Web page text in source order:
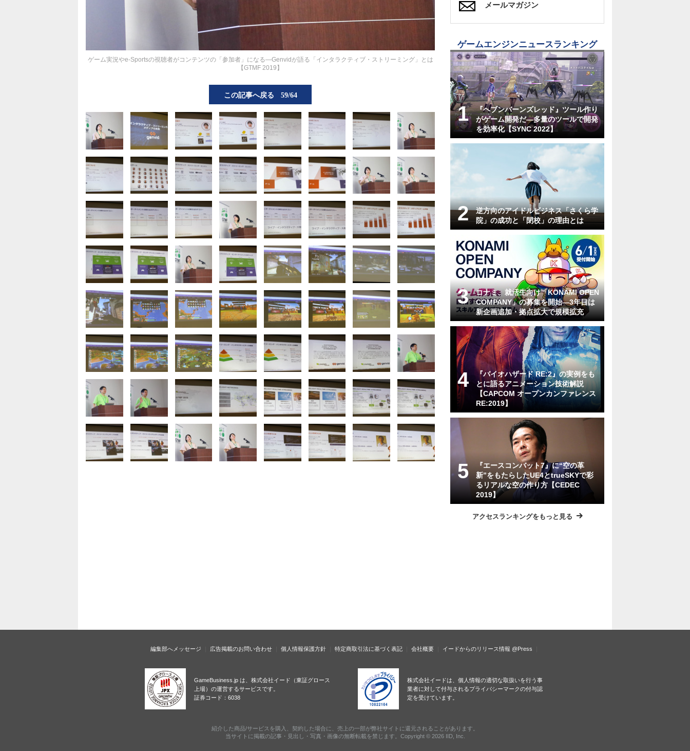
ゲーム実況やe-Sportsの視聴者がコンテンツの「参加者」になる―Genvidが語る「インタラクティブ・ストリーミング」とは
【GTMF 2019】
この記事へ戻る 59/64
メールマガジン
ゲームエンジンニュースランキング
『ヘブンバーンズレッド』ツール作り
がゲーム開発だ―多量のツールで開発
を効率化【SYNC 2022】
逆方向のアイドルビジネス「さくら学
院」の成功と「閉校」の理由とは
コナミ、就活生向け「KONAMI OPEN
COMPANY」の募集を開始—3年目は
新企画追加・拠点拡大で規模拡充
『バイオハザード RE:2』の実例をも
とに語るアニメーション技術解説
【CAPCOM オープンカンファレンス
RE:2019】
『エースコンバット7』に“空の革
新”をもたらしたUE4とtrueSKYで彩
るリアルな空の作り方【CEDEC
2019】
アクセスランキングをもっと見る
編集部へメッセージ 広告掲載のお問い合わせ 個人情報保護方針 特定商取引法に基づく表記 会社概要 イードからのリリース情報 @Press
GameBusiness.jp は、株式会社イード（東証グロース
上場）の運営するサービスです。
証券コード：6038
株式会社イードは、個人情報の適切な取扱いを行う事
業者に対して付与されるプライバシーマークの付与認
定を受けています。
紹介した商品/サービスを購入、契約した場合に、売上の一部が弊社サイトに還元されることがあります。
当サイトに掲載の記事・見出し・写真・画像の無断転載を禁じます。Copyright © 2026 IID, Inc.